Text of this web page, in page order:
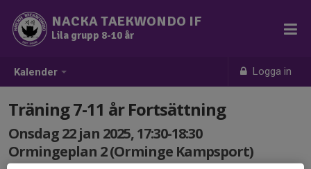
Kalender Logga in
NACKA TAEKWONDO IF
Lila grupp 8-10 år
Träning 7-11 år Fortsättning
Onsdag 22 jan 2025, 17:30-18:30
Ormingeplan 2 (Orminge Kampsport)